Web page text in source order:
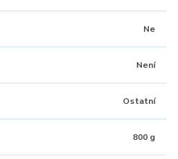
Ne
Není
Ostatní
800 g